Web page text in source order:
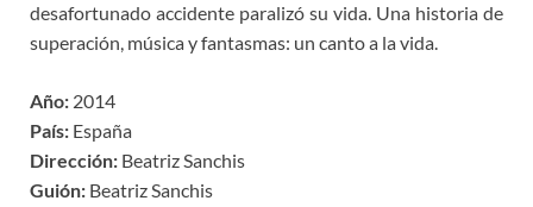
desafortunado accidente paralizó su vida. Una historia de
superación, música y fantasmas: un canto a la vida.
Año: 2014
País: España
Dirección: Beatriz Sanchis
Guión: Beatriz Sanchis